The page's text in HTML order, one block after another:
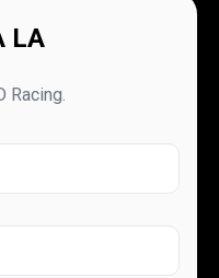
LA
Racing.